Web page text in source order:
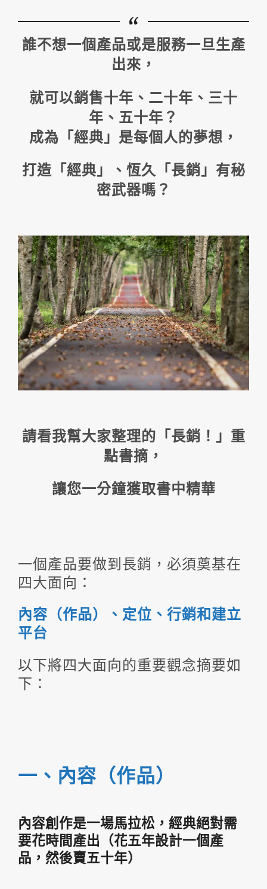
誰不想一個產品或是服務一旦生產
出來，
就可以銷售十年、二十年、三十
年、五十年？
成為「經典」是每個人的夢想，
打造「經典」、恆久「長銷」有秘
密武器嗎？
請看我幫大家整理的「長銷！」重
點書摘，
讓您一分鐘獲取書中精華
一個產品要做到長銷，必須奠基在
四大面向：
內容（作品）、定位、行銷和建立
平台
以下將四大面向的重要觀念摘要如
下：
一、內容（作品）
內容創作是一場馬拉松，經典絕對需
要花時間產出（花五年設計一個產
品，然後賣五十年）